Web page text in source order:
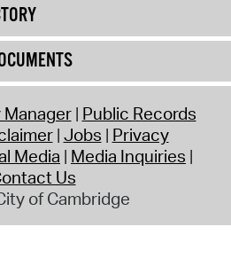
Manager Public Records
Jobs Privacy
Media Media Inquiries
Us
of Cambridge